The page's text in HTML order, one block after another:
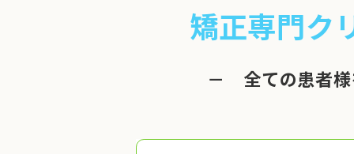
矯正専門ク
－ 全ての患者